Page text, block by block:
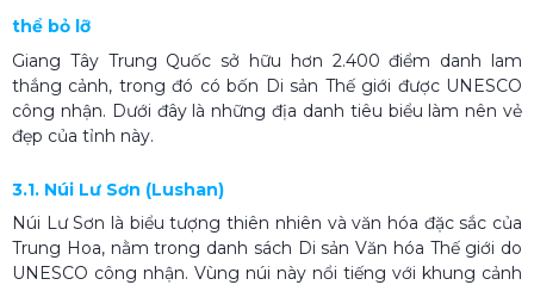
thể bỏ lỡ
Giang Tây Trung Quốc sở hữu hơn 2.400 điểm danh lam
thắng cảnh, trong đó có bốn Di sản Thế giới được UNESCO
công nhận. Dưới đây là những địa danh tiêu biểu làm nên vẻ
đẹp của tỉnh này.
3.1. Núi Lư Sơn (Lushan)
Núi Lư Sơn là biểu tượng thiên nhiên và văn hóa đặc sắc của
Trung Hoa, nằm trong danh sách Di sản Văn hóa Thế giới do
UNESCO công nhận. Vùng núi này nổi tiếng với khung cảnh